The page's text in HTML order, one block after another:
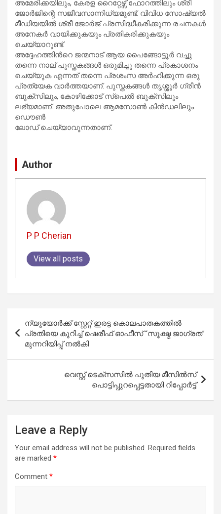
അമേരിക്കയിലും, കേരള റൈറ്റേഴ്സ് ഫോറത്തിലും ശ്രീ
ജോർജിന്റെ സജീവസാന്നിധ്യമുണ്ട്. വിവിധ സോഷ്യൽ
മീഡിയയിൽ ശ്രീ ജോർജ് പ്രസിദ്ധീകരിക്കുന്ന രചനകൾ
അനേകർ വായിക്കുകയും പ്രതികരിക്കുകയും
ചെയ്യാറുണ്ട്.
അദ്ദേഹത്തിൻറെ ജന്മനാട് ആയ പൈങ്ങോട്ടൂർ വച്ചു
തന്നെ നാല് പുസ്തകങ്ങൾ ഒരുമിച്ചു തന്നെ പ്രകാശനം
ചെയ്യുക എന്നത് തന്നെ പ്രശംസ അർഹിക്കുന്ന ഒരു
പ്രത്യേക വാർത്തയാണ്. പുസ്തകങ്ങൾ തൃശ്ശൂർ ഗ്രീൻ
ബുക്സിലും, കോഴിക്കോട് സ്പെൽ ബുക്സിലും
ലഭ്യമാണ്. അതുപോലെ ആമസോൺ കിൻഡലിലും
ഡൌൺ
ലോഡ് ചെയ്യാവുന്നതാണ്.
Author
P P Cherian
View all posts
navigation
ന്യൂയോർക്ക് സ്റ്റേറ്റ് ഇരട്ട കൊലപാതകത്തിൽ
പ്രതിയെ കുറിച്ച് ഷെരീഫ് ഓഫീസ് “സൂക്ഷ്മ ജാഗ്രത”
മുന്നറിയിപ്പ് നൽകി
വെസ്റ്റ് ടെക്സസിൽ പുതിയ മീസിൽസ്
പൊട്ടിപ്പുറപ്പെട്ടതായി റിപ്പോർട്ട്
Leave a Reply
Your email address will not be published. Required fields
are marked *
Comment *